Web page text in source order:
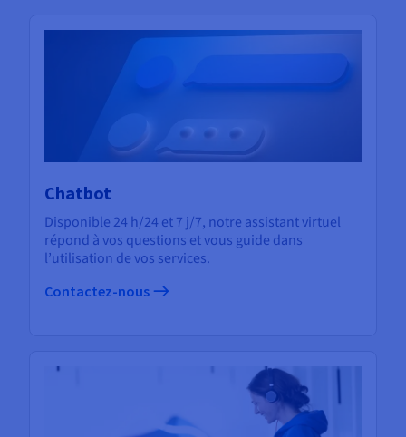
Chatbot
Disponible 24 h/24 et 7 j/7, notre assistant virtuel
répond à vos questions et vous guide dans
l’utilisation de vos services.
Contactez-nous